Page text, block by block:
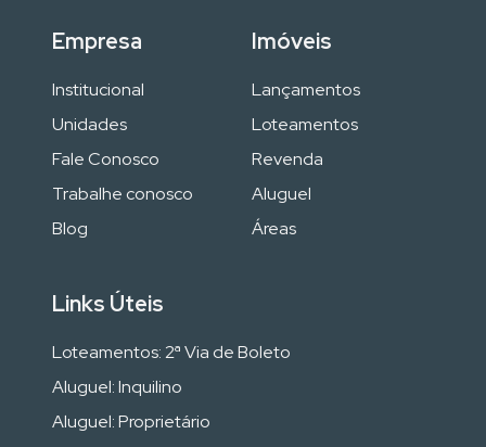
Empresa
Institucional
Unidades
Fale Conosco
Trabalhe conosco
Blog
Imóveis
Lançamentos
Loteamentos
Revenda
Aluguel
Áreas
Links Úteis
Loteamentos: 2ª Via de Boleto
Aluguel: Inquilino
Aluguel: Proprietário